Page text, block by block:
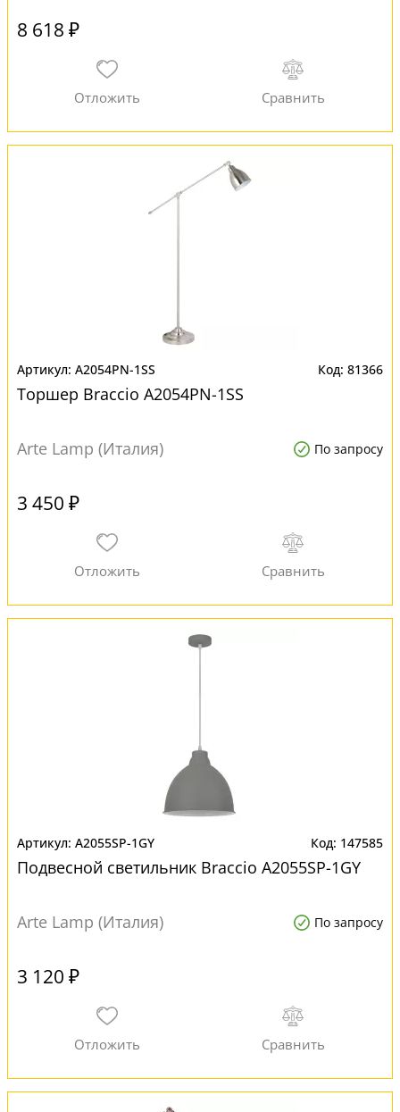
8 618 ₽
A2054PN-1SS 81366
Торшер Braccio A2054PN-1SS
Arte Lamp (Италия) По запросу
3 450 ₽
A2055SP-1GY 147585
Подвесной светильник Braccio A2055SP-1GY
Arte Lamp (Италия) По запросу
3 120 ₽